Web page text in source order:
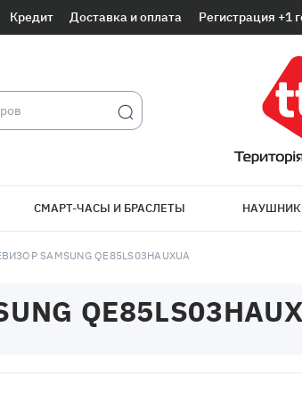
Кредит Доставка и оплата Регистрация +1
СМАРТ-ЧАСЫ И БРАСЛЕТЫ
SAMSUNG QE85LS03HAUXUA